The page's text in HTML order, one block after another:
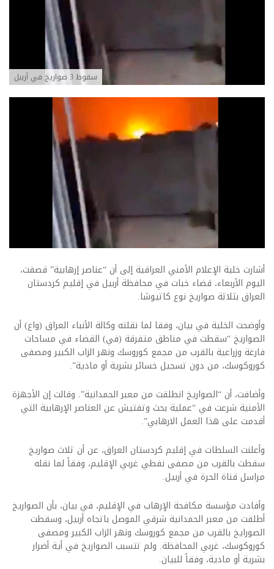
سقوط 3 صواريخ في أربيل
أشارت خلية الإعلام الأمني العراقية إلى أن “عناصر إرهابية” قصفت،
اليوم الأربعاء، قضاء خبات في محافظة أربيل في إقليم كردستان
العراق بثلاثة صواريخ نوع كاتيوشا.
وأوضحت الخلية في بيان، وفقا لما نقلته وكالة الأنباء العراق (واع) أن
الصواريخ “سقطت في مناطق متفرقة (في) القضاء في مساحات
فارغة وزراعية بالقرب من مجمع كوروسك ونهر الزاب الكبير ومصفى
كوروكوسك، من دون تسجيل خسائر بشرية أو مادية”.
وأضافت، أن “الصواريخ انطلقت من معبر الحمدانية”. وقالت إن الأجهزة
الأمنية شرعت في “عملية بحث وتفتيش عن العناصر الإرهابية التي
أقدمت على هذا العمل الارهابي”.
وأعلنت السلطات في إقليم كردستان العراق، عن أن ثلاث صواريخ
سقطت بالقرب من مصفى نفطي غربي الإقليم، وفقاً لما نقله
مراسل قناة الحرة في أربيل.
وأفادت مؤسسة مكافحة الإرهاب في الإقليم، في بيان، بأن الصواريخ
أطلقت من معبر الحمدانية شرقي الموصل باتجاه أربيل، وسقطت
الصورايخ بالقرب من مجمع كوروسك ونهر الزاب الكبير ومصفى
كوروكوسك، غربي المحافظة. ولم تتسبب الصواريخ في أية أضرار
بشرية أو مادية، وفقاً للبيان.